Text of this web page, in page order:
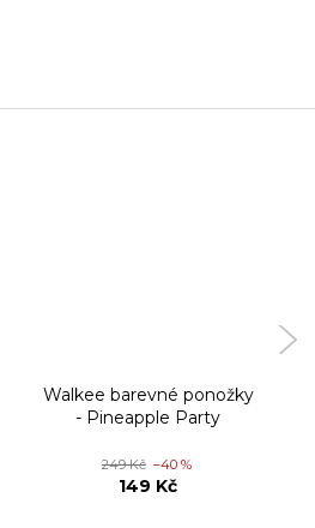
Walkee barevné ponožky
- Pineapple Party
249 Kč –40 %
149 Kč